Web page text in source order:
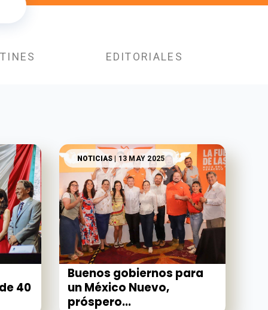
EDITORIALES
40
NOTICIAS| 13 MAY 2025
Buenos gobiernos para
un México Nuevo,
próspero...